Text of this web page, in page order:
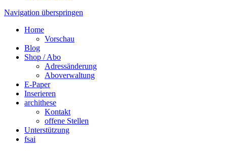
Navigation überspringen
Home
Vorschau
Blog
Shop / Abo
Adressänderung
Aboverwaltung
E-Paper
Inserieren
archithese
Kontakt
offene Stellen
Unterstützung
fsai